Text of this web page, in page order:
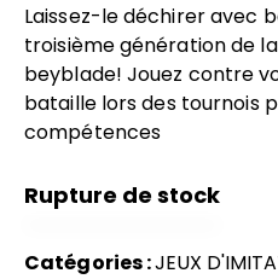
Laissez-le déchirer avec
troisième génération de
beyblade! Jouez contre
bataille lors des tournois
compétences
Rupture de stock
Catégories :JEUX